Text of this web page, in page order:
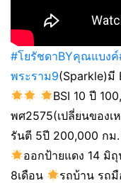
#โยรัชดาBYคุณแบงค์
พระราม9(Sparkle)มี
BSI 10 ปี
พศ2575(เปลี่ยนของเ
รันตี 5ปี 200,000 กม
ออกป้ายแดง 14 มิ
8เดือน
รถบ้าน รถมื